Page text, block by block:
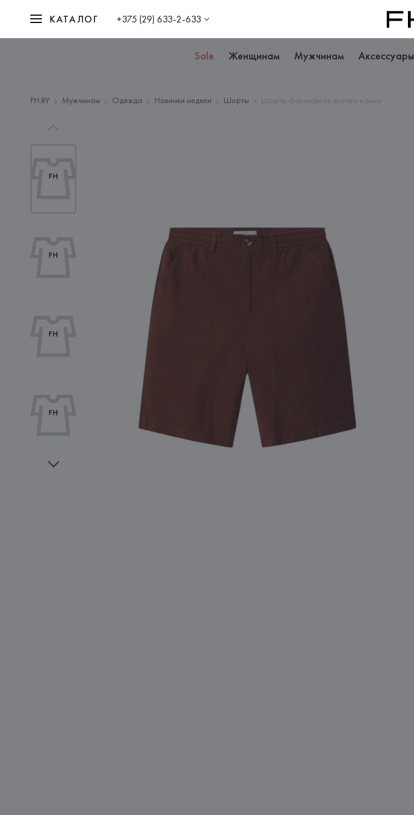
КАТАЛОГ +375 (29) 633-2-633
Sale Женщинам Мужчинам Аксессуары
FH.BY Мужчинам Одежда Новинки недели Шорты Шорты-бермуды из хлопка и льна